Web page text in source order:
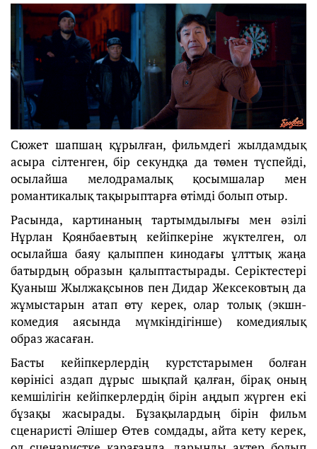
Сюжет шапшаң құрылған, фильмдегі жылдамдық
асыра сілтенген, бір секундқа да төмен түспейді,
осылайша мелодрамалық қосымшалар мен
романтикалық тақырыптарға өтімді болып отыр.
Расында, картинаның тартымдылығы мен әзілі
Нұрлан Қоянбаевтың кейіпкеріне жүктелген, ол
осылайша баяу қалыппен кинодағы ұлттық жаңа
батырдың образын қалыптастырады. Серіктестері
Қуаныш Жылжақсынов пен Дидар Жексековтың да
жұмыстарын атап өту керек, олар толық (экшн-
комедия аясында мүмкіндігінше) комедиялық
образ жасаған.
Басты кейіпкерлердің курстстарымен болған
көрінісі аздап дұрыс шықпай қалған, бірақ оның
кемшілігін кейіпкерлердің бірін аңдып жүрген екі
бұзақы жасырады. Бұзақылардың бірін фильм
сценаристі Әлішер Өтев сомдады, айта кету керек,